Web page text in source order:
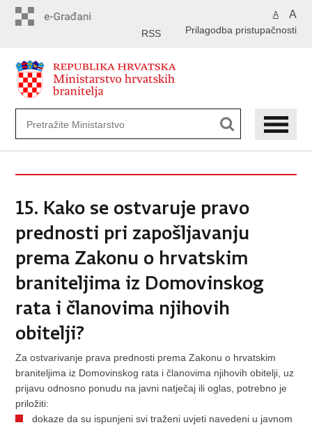
A A
Prilagodba pristupačnosti
RSS
15. Kako se ostvaruje pravo
prednosti pri zapošljavanju
prema Zakonu o hrvatskim
braniteljima iz Domovinskog
rata i članovima njihovih
obitelji?
Za ostvarivanje prava prednosti prema Zakonu o hrvatskim
braniteljima iz Domovinskog rata i članovima njihovih obitelji, uz
prijavu odnosno ponudu na javni natječaj ili oglas, potrebno je
priložiti:
dokaze da su ispunjeni svi traženi uvjeti navedeni u javnom